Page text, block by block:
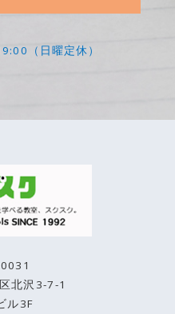
（日曜定休）
北沢3-7-1
ル3F